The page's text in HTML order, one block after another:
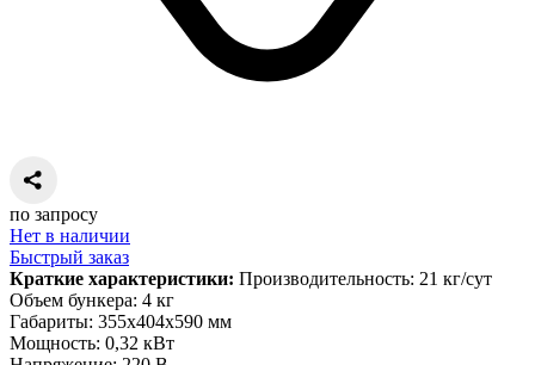
по запросу
Нет в наличии
Быстрый заказ
Краткие характеристики: Производительность: 21 кг/сут
Объем бункера: 4 кг
Габариты: 355х404х590 мм
Мощность: 0,32 кВт